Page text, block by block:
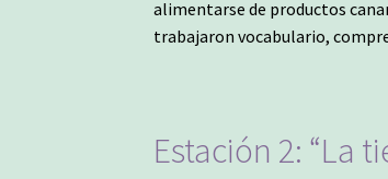
alimentarse de productos
trabajaron vocabulario,
Estación 2: “La